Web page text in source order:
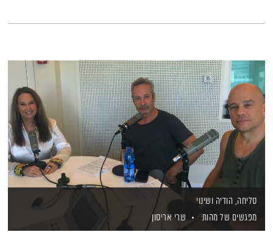
סליחה, הודיה ושינוי
מפגשים של מהות
שרי אריסון